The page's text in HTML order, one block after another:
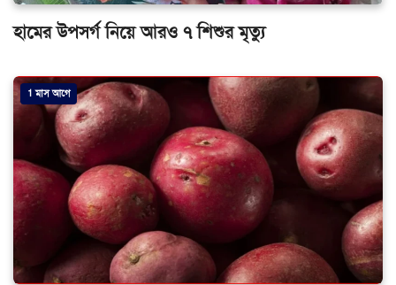
হামের উপসর্গ নিয়ে আরও ৭ শিশুর মৃত্যু
1 মাস আগে